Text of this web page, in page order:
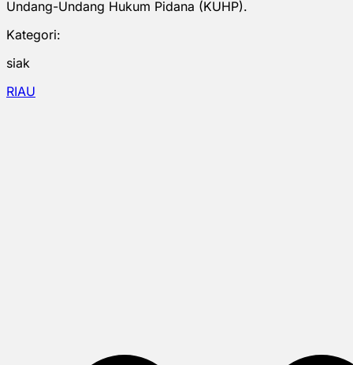
Undang-Undang Hukum Pidana (KUHP).
Kategori:
siak
RIAU